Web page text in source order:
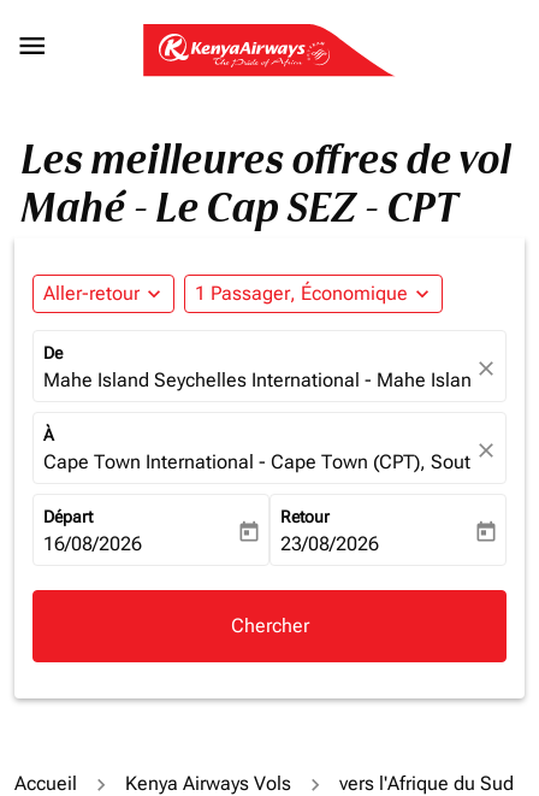

Les meilleures offres de vol
Mahé - Le Cap SEZ - CPT
Aller-retour expand_more 1 Passager, Économique expand_more
De
Mahe Island Seychelles International - Mahe Islandclose
À
Cape Town International - Cape Town (CPT), South Africa
close
Départ
fc-booking-departure-date-aria-label
16/08/2026 today
Retour
fc-booking-return-date-aria-
23/08/2026 today
Chercher
Accueil Kenya Airways Vols
vers l'Afrique du Sud